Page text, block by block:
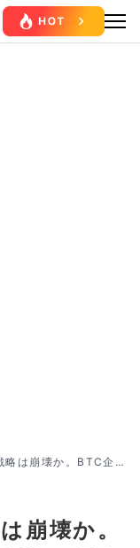
略は崩壊か。BTC企
崩壊か。